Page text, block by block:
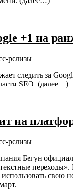
+1 на
релизы
следить за
SEO. (далее…)
на
релизы
Бегун
переходы».
свою